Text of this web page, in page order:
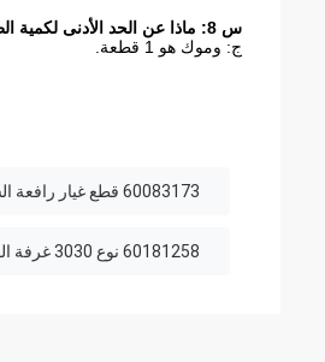
س 8: ماذا عن الحد الأدنى لكمية الطلب؟
ج: وموك هو 1 قطعة.
60083173 قطع غيار رافعة الشاحنة
60181258 نوع 3030 غرفة الفرامل